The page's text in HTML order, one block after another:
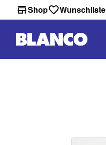
Shop Wunschliste